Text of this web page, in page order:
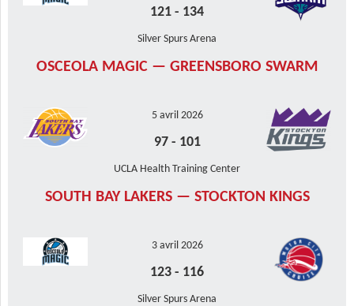
121 - 134
Silver Spurs Arena
OSCEOLA MAGIC — GREENSBORO SWARM
5 avril 2026
97- 101
UCLA Health Training Center
SOUTH BAY LAKERS — STOCKTON KINGS
3 avril 2026
123 - 116
Silver Spurs Arena